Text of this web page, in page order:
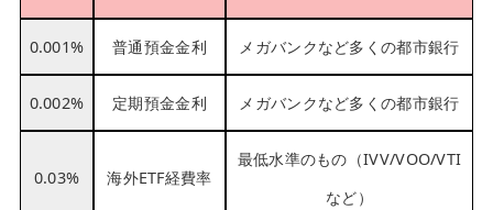
0.001% 普通預金金利 メガバンクなど多くの都市銀行
0.002% 定期預金金利 メガバンクなど多くの都市銀行
0.03% 海外ETF経費率
最低水準のもの（IVV/VOO/VTI
など）